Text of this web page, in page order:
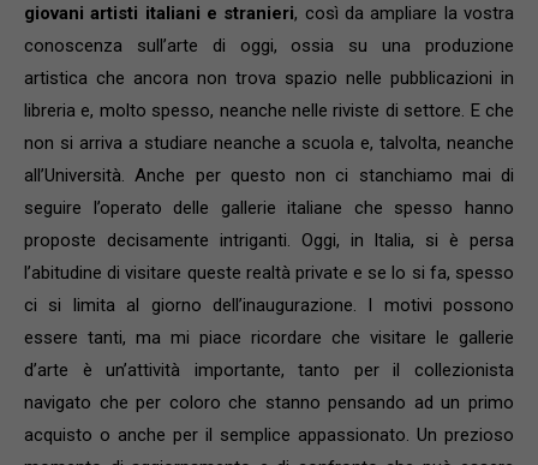
giovani artisti italiani e stranieri, così da ampliare la vostra
conoscenza sull’arte di oggi, ossia su una produzione
artistica che ancora non trova spazio nelle pubblicazioni in
libreria e, molto spesso, neanche nelle riviste di settore. E che
non si arriva a studiare neanche a scuola e, talvolta, neanche
all’Università. Anche per questo non ci stanchiamo mai di
seguire l’operato delle gallerie italiane che spesso hanno
proposte decisamente intriganti. Oggi, in Italia, si è persa
l’abitudine di visitare queste realtà private e se lo si fa, spesso
ci si limita al giorno dell’inaugurazione. I motivi possono
essere tanti, ma mi piace ricordare che visitare le gallerie
d’arte è un’attività importante, tanto per il collezionista
navigato che per coloro che stanno pensando ad un primo
acquisto o anche per il semplice appassionato. Un prezioso